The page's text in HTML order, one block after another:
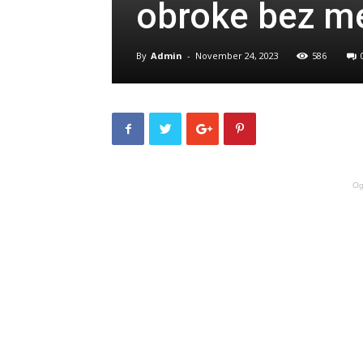
obroke bez
By Admin - November 24, 2023 586